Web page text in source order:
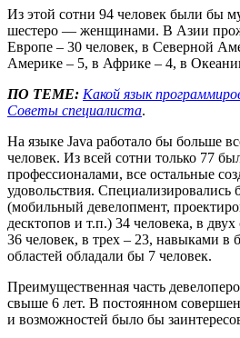
Из этой сотни 94 человек были бы
шестеро — женщинами. В Азии
Европе – 30 человек, в Северной
Америке – 5, в Африке – 4, в
ПО ТЕМЕ: Какой язык
Советы специалиста.
На языке Java работало бы больше
человек. Из всей сотни только 77
профессионалами, все остальные
удовольствия.
(мобильный девелопмент,
десктопов и т.п.) 34 человека, в
36 человек, в трех – 23, навыками в
областей обладали бы 7 человек.
Преимущественная часть
свыше 6 лет. В постоянном
и возможностей было бы